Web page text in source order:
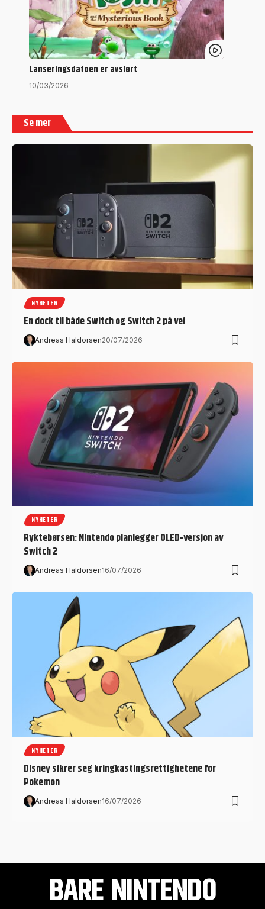
Lanseringsdatoen er avslørt
10/03/2026
Se mer
NYHETER
En dock til både Switch og Switch 2 på vei
Andreas Haldorsen20/07/2026
NYHETER
Ryktebørsen: Nintendo planlegger OLED-versjon av
Switch 2
Andreas Haldorsen16/07/2026
NYHETER
Disney sikrer seg kringkastingsrettighetene for
Pokemon
Andreas Haldorsen16/07/2026
BARE NINTENDO